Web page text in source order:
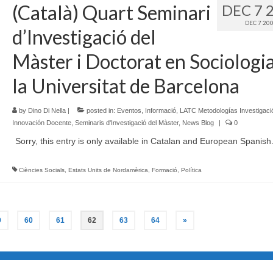
DEC 7
DEC 7
(Català) Quart Seminari
d’Investigació del
Màster i Doctorat en
la Universitat de Barcelona
by Dino Di Nella| posted in: Eventos Informació, LATC Metodologías
Innovación Docente, Seminaris d'Investigació del Màster, News Blog | 0
Sorry, this entry is only available in Catalan and European Spanish.
Ciències Socials, Estats Units de Nordamèrica Formació Política
60 61 62 63 64 »